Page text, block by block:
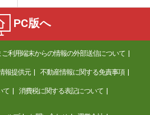
PC版へ
ご利用端末からの情報の外部送信について
報提供元 不動産情報に関する免責事項
て 消費税に関する表記について